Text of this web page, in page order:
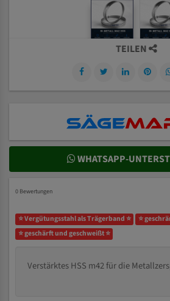
TEILEN
WHATSAPP-
0 Bewertungen
⭐ Vergütungsstahl als Trägerband ⭐
⭐
⭐ geschärft und geschweißt ⭐
Verstärktes HSS m42 für die